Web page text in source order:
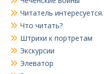
Читатель
Что читать?
Штрихи к портретам
Экскурсии
Элеватор